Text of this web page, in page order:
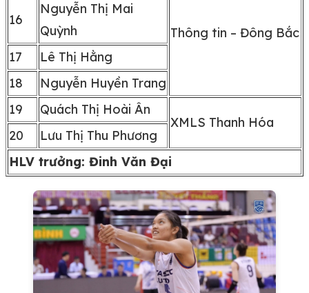
Thông tin – Đông Bắc
16
Nguyễn Thị Mai
Quỳnh
17
Lê Thị Hằng
18
Nguyễn Huyền Trang
19
Quách Thị Hoài Ân
XMLS Thanh Hóa
20
Lưu Thị Thu Phương
HLV trưởng: Đinh Văn Đại